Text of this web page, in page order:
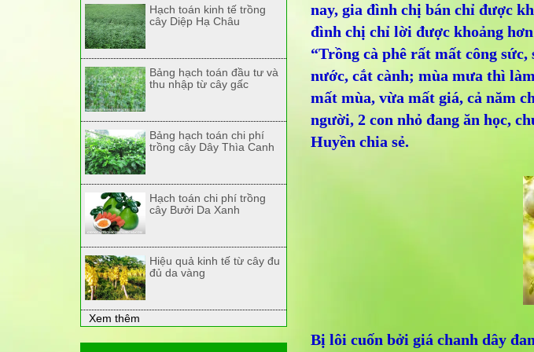
Hạch toán kinh tế trồng
cây Diệp Hạ Châu
Bảng hạch toán đầu tư và
thu nhập từ cây gấc
Bảng hạch toán chi phí
trồng cây Dây Thìa Canh
Hạch toán chi phí trồng
cây Bưởi Da Xanh
Hiệu quả kinh tế từ cây đu
đủ da vàng
Xem thêm
nay, gia đình chị bán chỉ được
đình chị chỉ lời được khoảng
“Trồng cà phê rất mất công
nước, cắt cành; mùa mưa thì
mất mùa, vừa mất giá, cả năm
người, 2 con nhỏ đang ăn học,
Huyền chia sẻ.
Bị lôi cuốn bởi giá chanh dây